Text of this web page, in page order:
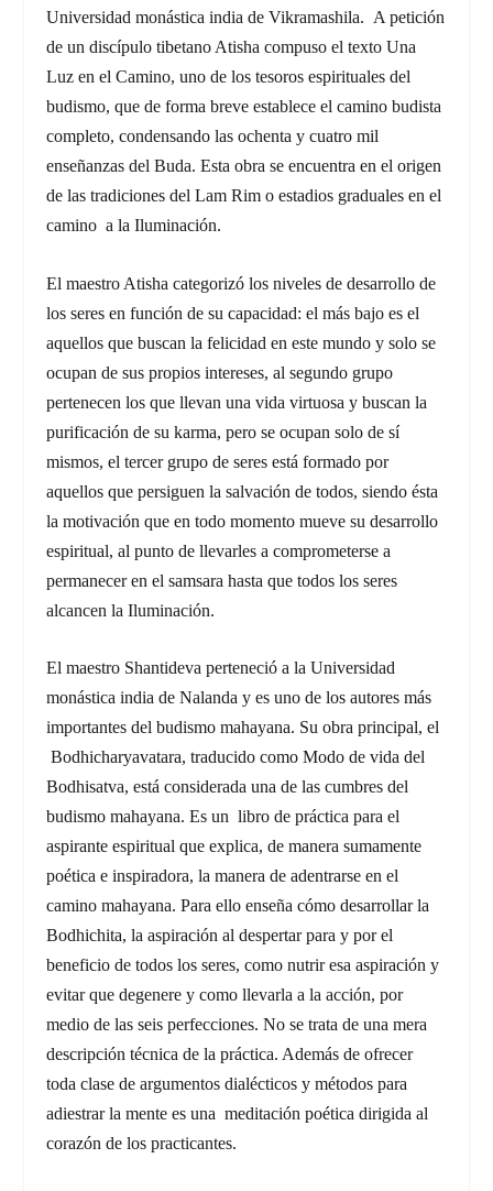
Universidad monástica india de Vikramashila. A petición
de un discípulo tibetano Atisha compuso el texto Una
Luz en el Camino, uno de los tesoros espirituales del
budismo, que de forma breve establece el camino budista
completo, condensando las ochenta y cuatro mil
enseñanzas del Buda. Esta obra se encuentra en el origen
de las tradiciones del Lam Rim o estadios graduales en el
camino a la Iluminación.
El maestro Atisha categorizó los niveles de desarrollo de
los seres en función de su capacidad: el más bajo es el
aquellos que buscan la felicidad en este mundo y solo se
ocupan de sus propios intereses, al segundo grupo
pertenecen los que llevan una vida virtuosa y buscan la
purificación de su karma, pero se ocupan solo de sí
mismos, el tercer grupo de seres está formado por
aquellos que persiguen la salvación de todos, siendo ésta
la motivación que en todo momento mueve su desarrollo
espiritual, al punto de llevarles a comprometerse a
permanecer en el samsara hasta que todos los seres
alcancen la Iluminación.
El maestro Shantideva perteneció a la Universidad
monástica india de Nalanda y es uno de los autores más
importantes del budismo mahayana. Su obra principal, el
Bodhicharyavatara, traducido como Modo de vida del
Bodhisatva, está considerada una de las cumbres del
budismo mahayana. Es un libro de práctica para el
aspirante espiritual que explica, de manera sumamente
poética e inspiradora, la manera de adentrarse en el
camino mahayana. Para ello enseña cómo desarrollar la
Bodhichita, la aspiración al despertar para y por el
beneficio de todos los seres, como nutrir esa aspiración y
evitar que degenere y como llevarla a la acción, por
medio de las seis perfecciones. No se trata de una mera
descripción técnica de la práctica. Además de ofrecer
toda clase de argumentos dialécticos y métodos para
adiestrar la mente es una meditación poética dirigida al
corazón de los practicantes.